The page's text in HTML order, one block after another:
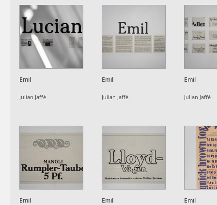
Emil
Julian Jaffé
Emil
Julian Jaffé
Emil
Julian Jaffé
Emil Emil Emil